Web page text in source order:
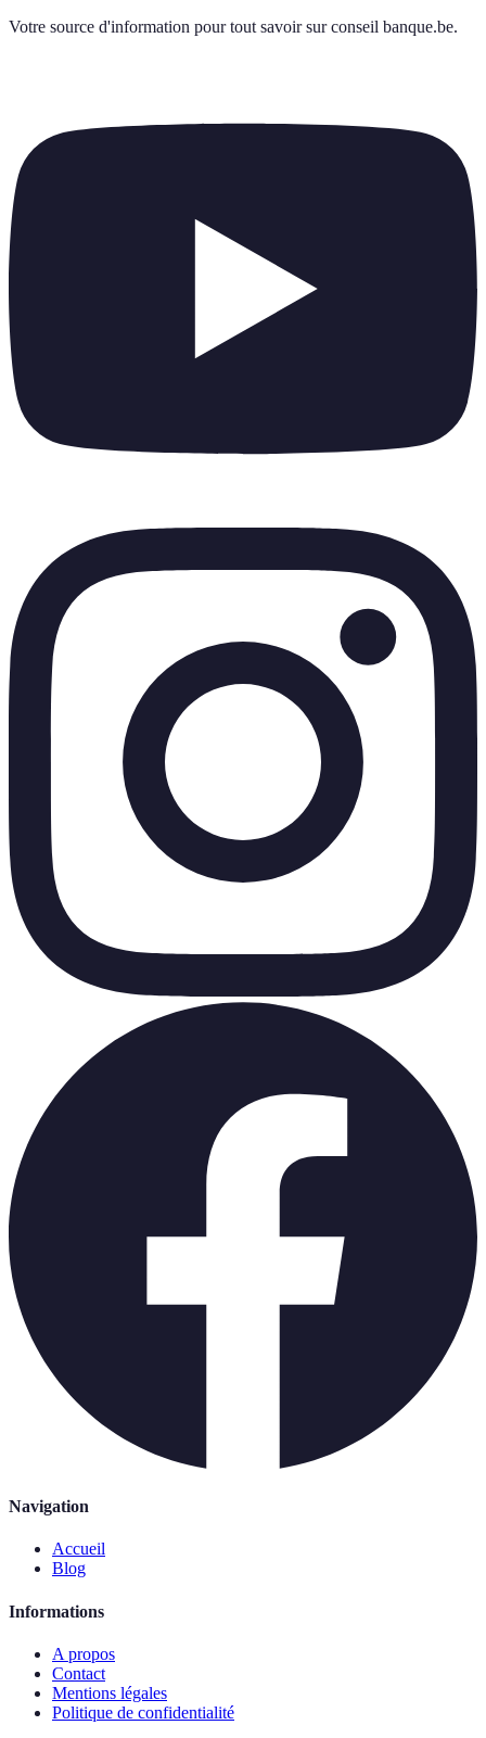
Votre source d'information pour tout savoir sur conseil banque.be.
Navigation
Accueil
Blog
Informations
A propos
Contact
Mentions légales
Politique de confidentialité